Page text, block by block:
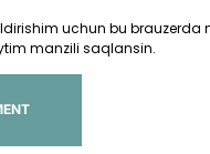
uchun bu brauzerda
manzili saqlansin.